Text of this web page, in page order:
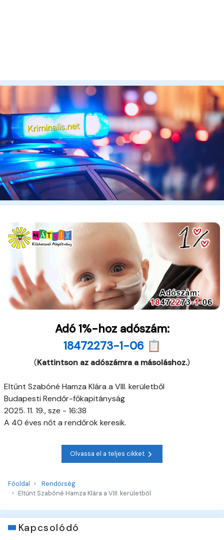
Adó 1%-hoz adószám:
18472273-1-06 📋
(Kattintson az adószámra a másoláshoz.)
Eltűnt Szabóné Hamza Klára a VIII. kerületből
Budapesti Rendőr-főkapitányság
2025. 11. 19., sze - 16:38
A 40 éves nőt a rendőrök keresik.
Olvassa el a teljes cikket
Főoldal
Rendőrség
Eltűnt Szabóné Hamza Klára a VIII. kerületből
Kapcsolódó